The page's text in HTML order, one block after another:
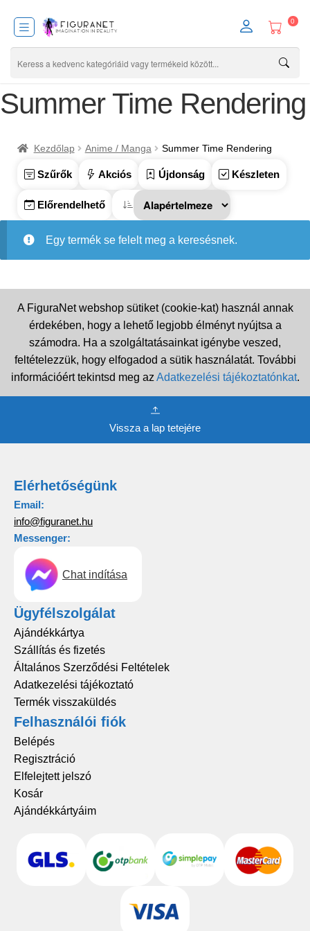
0
Summer Time Rendering
Kezdőlap Anime / Manga Summer Time Rendering
Szűrők Akciós Újdonság Készleten
Előrendelhető
Egy termék se felelt meg a keresésnek.
A FiguraNet webshop sütiket (cookie-kat) használ annak
érdekében, hogy a lehető legjobb élményt nyújtsa a
számodra. Ha a szolgáltatásainkat igénybe veszed,
feltételezzük, hogy elfogadod a sütik használatát. További
információért tekintsd meg az Adatkezelési tájékoztatónkat.
Vissza a lap tetejére
Elérhetőségünk
Email:
info@figuranet.hu
Messenger:
Chat indítása
Ügyfélszolgálat
Ajándékkártya
Szállítás és fizetés
Általános Szerződési Feltételek
Adatkezelési tájékoztató
Termék visszaküldés
Felhasználói fiók
Belépés
Regisztráció
Elfelejtett jelszó
Kosár
Ajándékkártyáim